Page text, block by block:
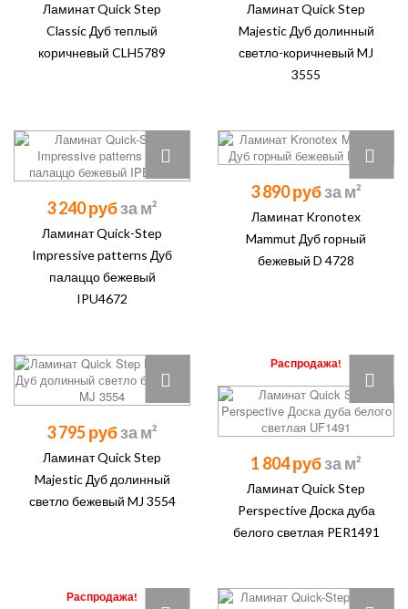
Ламинат Quick Step
Classic Дуб теплый
коричневый CLH5789
Ламинат Quick Step
Majestic Дуб долинный
светло-коричневый MJ
3555
3 240 руб
Ламинат Quick-Step
Impressive patterns Дуб
палаццо бежевый
IPU4672
3 890 руб
Ламинат Kronotex
Mammut Дуб горный
бежевый D 4728
3 795 руб
Ламинат Quick Step
Majestic Дуб долинный
светло бежевый MJ 3554
Распродажа!
1 804 руб
Ламинат Quick Step
Perspective Доска дуба
белого светлая PER1491
Распродажа!